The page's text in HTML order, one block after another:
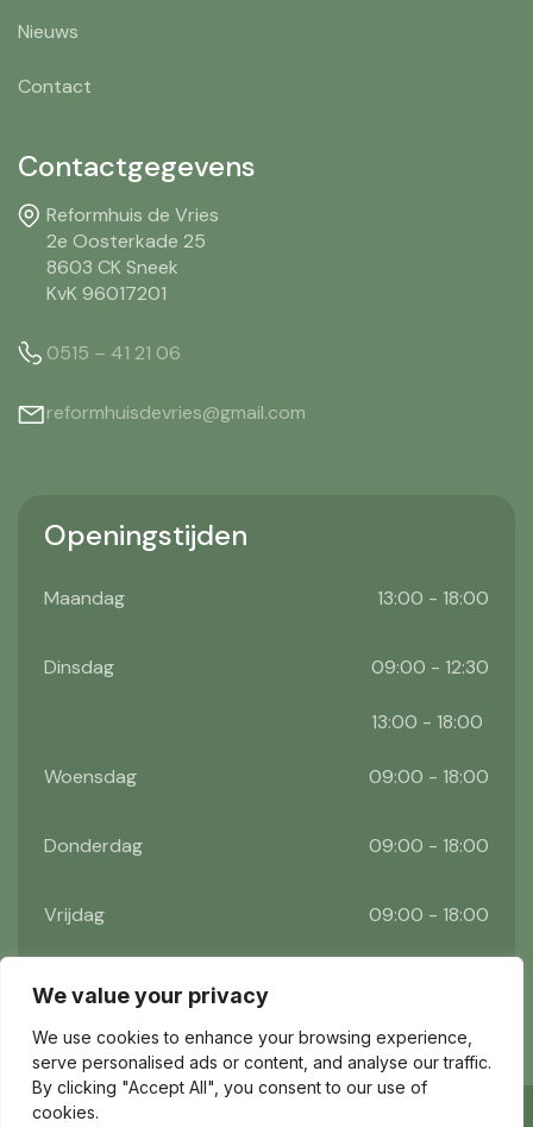
We value your privacy
We use cookies to enhance your browsing experience,
serve personalised ads or content, and analyse our traffic.
By clicking "Accept All", you consent to our use of
cookies.
Nieuws
Contact
Contactgegevens
Reformhuis de Vries
2e Oosterkade 25
8603 CK Sneek
KvK 96017201
0515 – 41 21 06
reformhuisdevries@gmail.com
Openingstijden
Maandag 13:00 - 18:00
Dinsdag 09:00 - 12:30
13:00 - 18:00
Woensdag 09:00 - 18:00
Donderdag 09:00 - 18:00
Vrijdag 09:00 - 18:00
Zaterdag